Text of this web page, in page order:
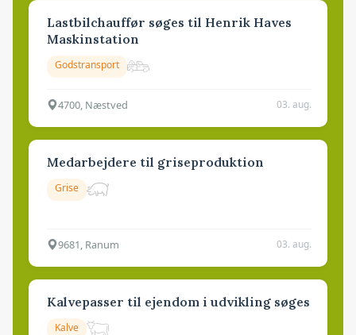
Lastbilchauffør søges til Henrik Haves
Maskinstation
Godstransport
4700, Næstved 03. aug.
Medarbejdere til griseproduktion
Grise
9681, Ranum 03. aug.
Kalvepasser til ejendom i udvikling søges
Kalve